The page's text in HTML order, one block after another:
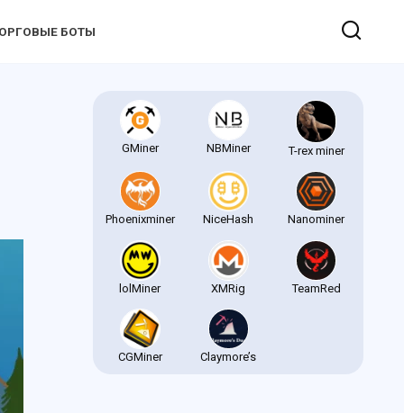
БОТЫ
GMiner NBMiner T-rex miner
Phoenixminer NiceHash Nanominer
lolMiner XMRig TeamRed
CGMiner Claymore’s